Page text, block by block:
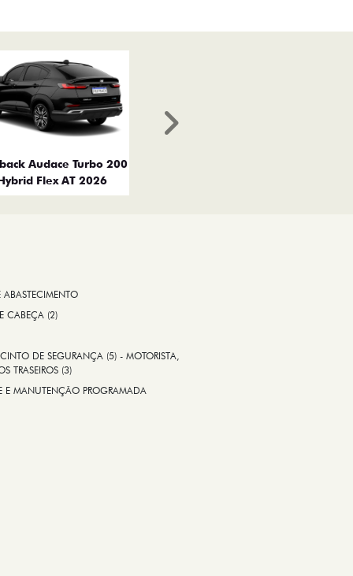
Audace Turbo 200
Flex AT 2026
Próximo
ABASTECIMENTO
CABEÇA (2)
DE SEGURANÇA (5) - MOTORISTA,
TRASEIROS (3)
E MANUTENÇÃO PROGRAMADA